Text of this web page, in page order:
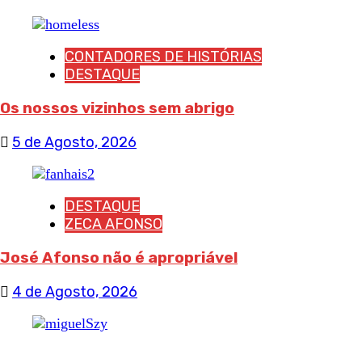
CONTADORES DE HISTÓRIAS
DESTAQUE
Os nossos vizinhos sem abrigo
5 de Agosto, 2026
DESTAQUE
ZECA AFONSO
José Afonso não é apropriável
4 de Agosto, 2026